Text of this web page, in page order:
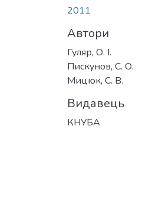
2011
Автори
Гуляр, О. І.
Пискунов, С. О.
Мицюк, С. В.
Видавець
КНУБА